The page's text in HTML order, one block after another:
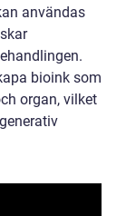
användas
bioink som
organ, vilket